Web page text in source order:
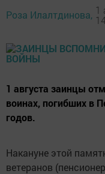
Роза Илалтдинова, 1
1 августа заинцы
воинах, погибших в
годов.
Накануне этой
ветеранов